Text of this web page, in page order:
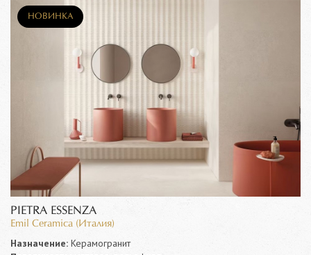
НОВИНКА
PIETRA ESSENZA
Emil Ceramica (Италия)
Назначение: Керамогранит